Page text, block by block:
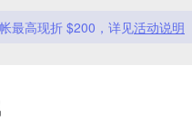
最高现折 $200，详见活动说明